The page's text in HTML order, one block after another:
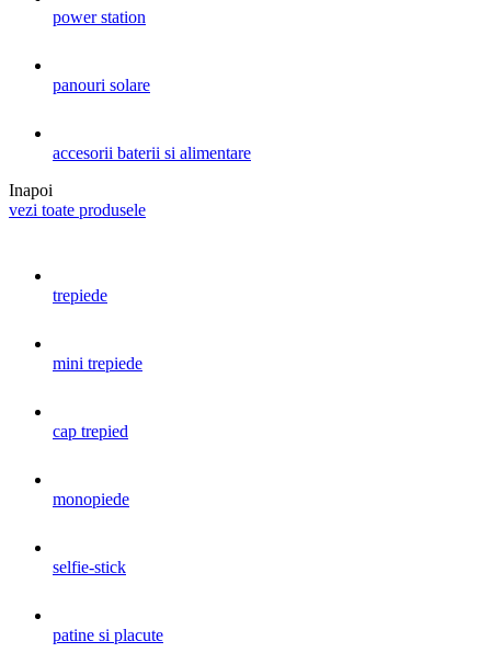
power station
panouri solare
accesorii baterii si alimentare
Inapoi
vezi toate produsele
trepiede
mini trepiede
cap trepied
monopiede
selfie-stick
patine si placute